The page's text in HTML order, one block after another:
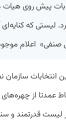
پیش روی
لیستی که کنایه‌ای
صنفی» اعلام
سازمان
عمدتا از
لیست قدرتمند و